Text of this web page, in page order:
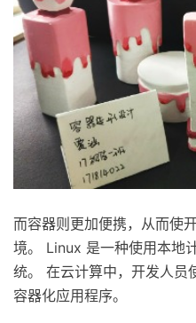
而容器则更加便携，从而使
境。 Linux 是一种使用本地
统。 在云计算中，开发人员
容器化应用程序。